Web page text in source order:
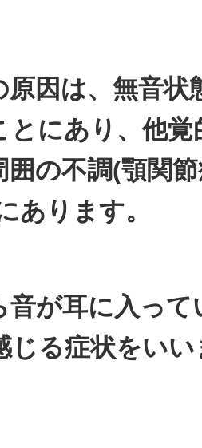
因は、無音状
とにあり、他覚
の不調(顎関
あります。
が耳に入って
る症状をいい